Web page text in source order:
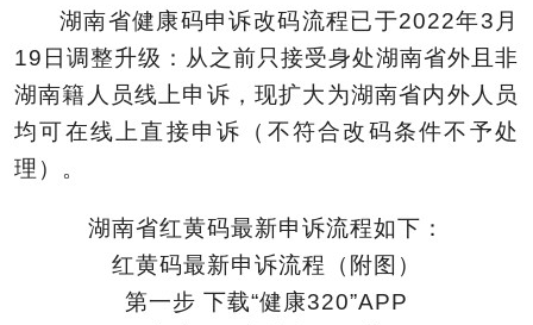
湖南省健康码申诉改码流程已于2022年3月
19日调整升级：从之前只接受身处湖南省外且非
湖南籍人员线上申诉，现扩大为湖南省内外人员
均可在线上直接申诉（不符合改码条件不予处
理）。
湖南省红黄码最新申诉流程如下：
红黄码最新申诉流程（附图）
第一步 下载“健康320”APP